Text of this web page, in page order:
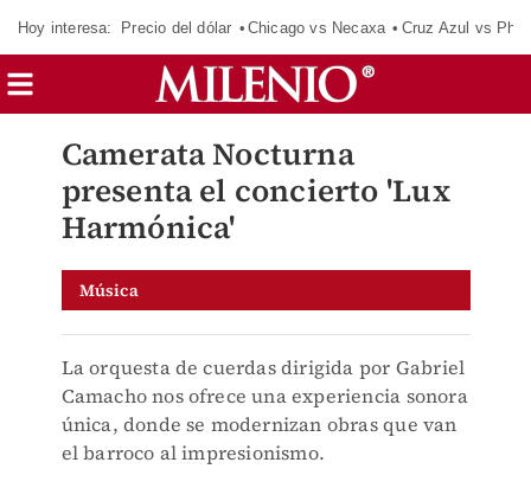
Hoy interesa: Precio del dólar Chicago vs Necaxa Cruz Azul vs
Camerata Nocturna
presenta el concierto 'Lux
Harmónica'
Música
La orquesta de cuerdas dirigida por Gabriel
Camacho nos ofrece una experiencia sonora
única, donde se modernizan obras que van
el barroco al impresionismo.